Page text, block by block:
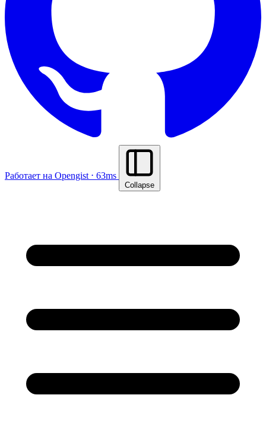
Работает на Opengist ⋅ 63ms
Collapse